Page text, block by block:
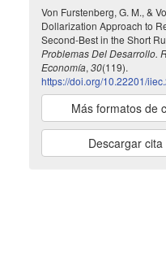
Von Furstenberg, G. M., &
Dollarization Approach to
Second-Best in the Short
Problemas Del Desarrollo.
Economía, 30(119).
https://doi.org/10.22201/
Más formatos de
Descargar cita